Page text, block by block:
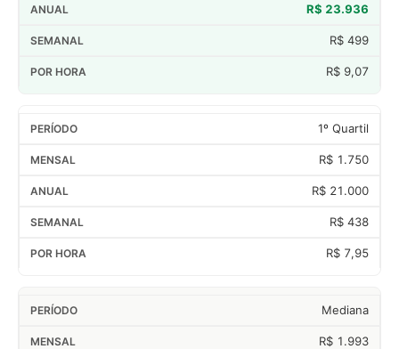
R$ 23.936
R$ 499
R$ 9,07
1º Quartil
R$ 1.750
R$ 21.000
R$ 438
R$ 7,95
Mediana
R$ 1.993